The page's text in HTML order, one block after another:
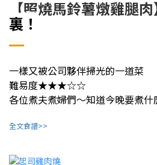
【照燒馬鈴薯燉雞腿肉
裏！
一樣又被公司夥伴掃光的一道菜
難易度★★★☆☆
各位煮夫煮婦們～知道今晚要煮什
全文食譜>>